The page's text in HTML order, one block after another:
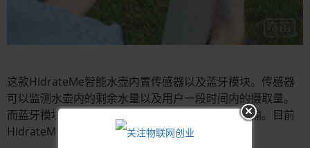
这款HidrateMe智能水壶内置传感器以及蓝牙模块。传感器
可以监测水壶内的剩余水量以及用户一段时间内的摄取量。
而蓝牙模块则与智能手机相连接，进行用户数据传输。目前
HidrateMe支持iOS以及Android系统的智能手机。